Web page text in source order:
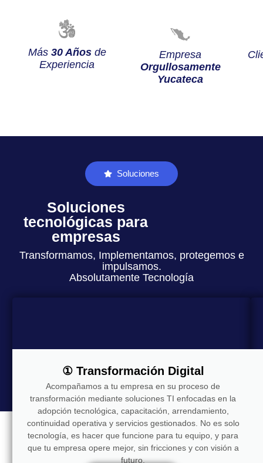
Más 30 Añosde
Experiencia
Empresa
Orgullosamente
Yucateca
Soluciones
Soluciones
tecnológicas para
empresas
Transformamos, Implementamos, protegemos e
impulsamos.
Absolutamente Tecnología
① Transformación Digital
Acompañamos a tu empresa en su proceso de
transformación mediante soluciones TI enfocadas en la
adopción tecnológica, capacitación, arrendamiento,
continuidad operativa y servicios gestionados. No es solo
tecnología, es hacer que funcione para tu equipo, y para
que tu empresa opere mejor, sin fricciones y con visión a
futuro.